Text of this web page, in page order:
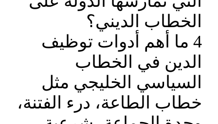
الخطاب الديني؟
4 ما أهم أدوات توظيف
الدين في الخطاب
السياسي الخليجي مثل
خطاب الطاعة، درء الفتنة،